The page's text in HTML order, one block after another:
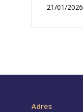
21/01/2026
Adres